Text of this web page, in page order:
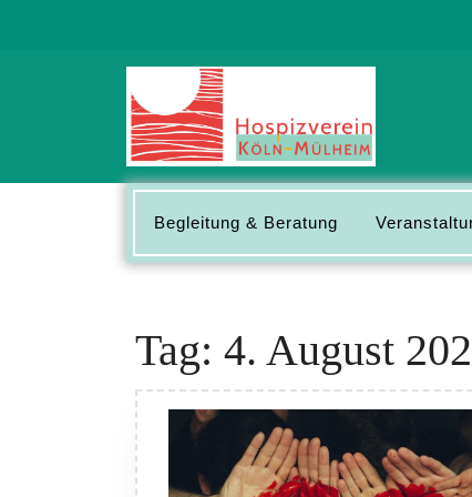
Begleitung & Beratung
Tag: 4. August